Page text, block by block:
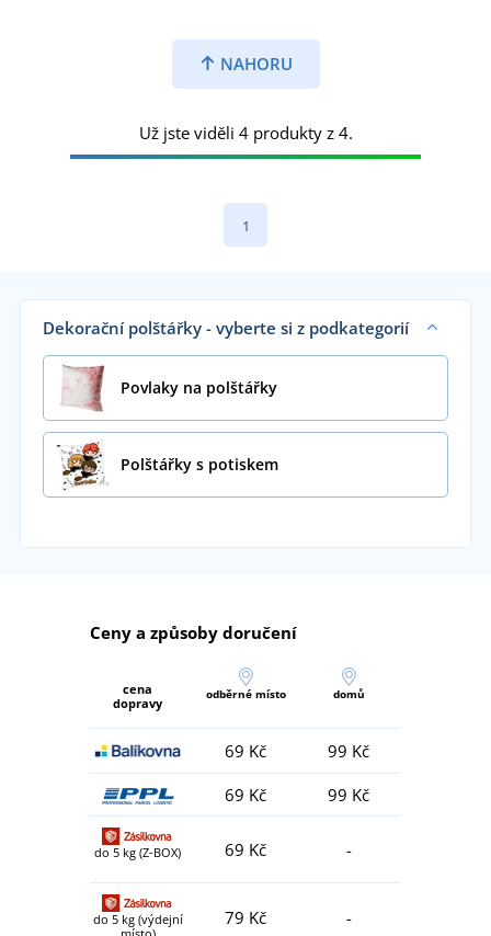
NAHORU
Už jste viděli 4 produkty z 4.
1
Dekorační polštářky - vyberte si z podkategorií
Povlaky na polštářky
Polštářky s potiskem
Ceny a způsoby doručení
cena
dopravy
odběrné místo domů
69 Kč
99 Kč
69 Kč
99 Kč
do 5 kg (Z-BOX) 69 Kč -
do 5 kg (výdejní
79 Kč -